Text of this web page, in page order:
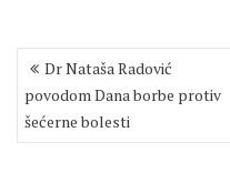
Post
navigation
Dr Nataša Radović
povodom Dana borbe protiv
šećerne bolesti